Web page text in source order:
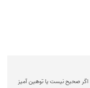
صحیح نیست یا توهین آمیز